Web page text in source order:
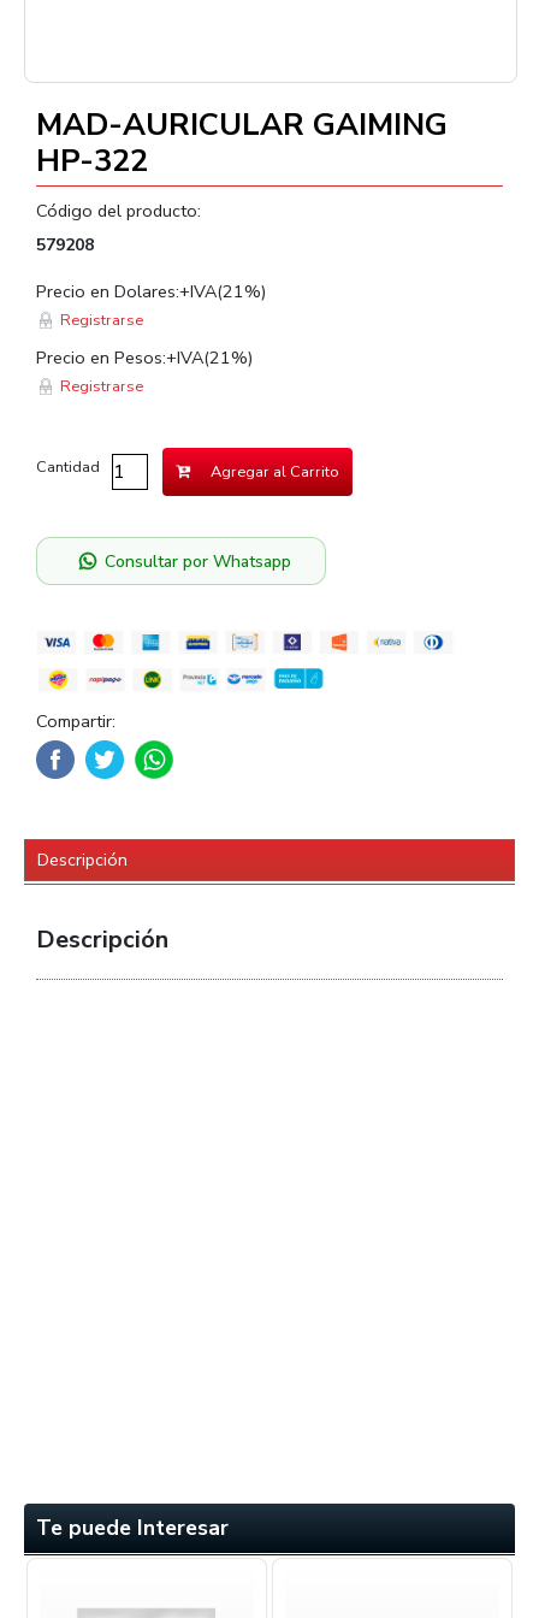
MAD-AURICULAR GAIMING
HP-322
Código del producto:
579208
Precio en Dolares:+IVA(21%)
Registrarse
Precio en Pesos:+IVA(21%)
Registrarse
Cantidad Agregar al Carrito
Consultar por Whatsapp
Compartir:
Descripción
Descripción
Te puede Interesar